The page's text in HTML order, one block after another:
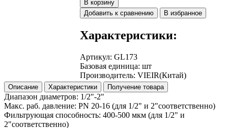
В корзину
Добавить к сравнению
В избранное
Характеристики:
Артикул: GL173
Базовая единица: шт
Производитель: VIEIR(Китай)
Описание Характеристики Получение товара
Диапазон диаметров: 1/2"-2"
Макс. раб. давление: PN 20-16 (для 1/2" и 2"соответственно)
Фильтрующая способность: 400-500 мкм (для 1/2" и
2"соответственно)